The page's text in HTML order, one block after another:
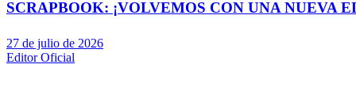
SCRAPBOOK: ¡VOLVEMOS CON UNA NUEVA
27 de julio de 2026
Editor Oficial